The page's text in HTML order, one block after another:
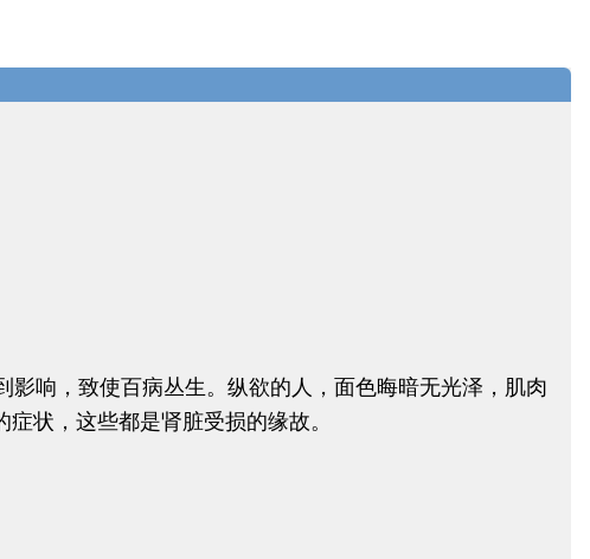
响，致使百病丛生。纵欲的人，面色晦暗无光泽，肌肉
状，这些都是肾脏受损的缘故。